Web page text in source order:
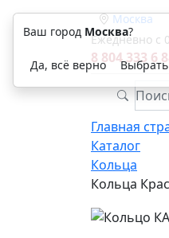
Москва
Ежедневно с
8 804 333 6
Главная
Каталог
Кольца
Кольца
Ваш город Москва?
Да, всё верно